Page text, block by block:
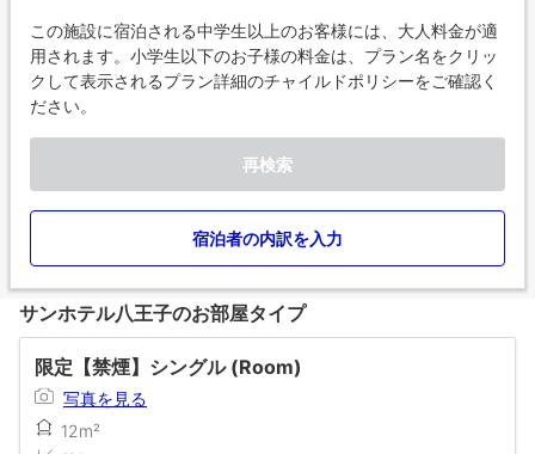
この施設に宿泊される中学生以上のお客様には、大人料金が適
用されます。小学生以下のお子様の料金は、プラン名をクリッ
クして表示されるプラン詳細のチャイルドポリシーをご確認く
ださい。
再検索
宿泊者の内訳を入力
サンホテル八王子のお部屋タイプ
限定【禁煙】シングル (Room)
写真を見る
12m²